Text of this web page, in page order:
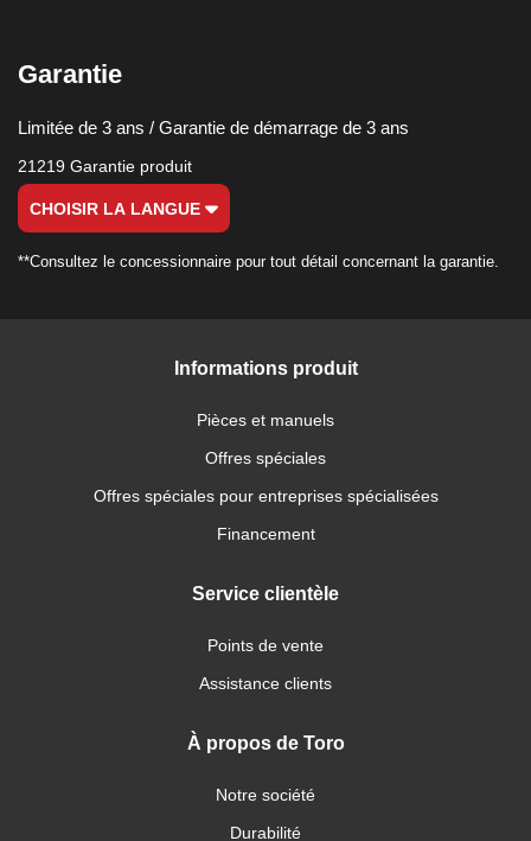
Garantie
Limitée de 3 ans / Garantie de démarrage de 3 ans
21219 Garantie produit
CHOISIR LA LANGUE
**Consultez le concessionnaire pour tout détail concernant la garantie.
Informations produit
Pièces et manuels
Offres spéciales
Offres spéciales pour entreprises spécialisées
Financement
Service clientèle
Points de vente
Assistance clients
À propos de Toro
Notre société
Durabilité